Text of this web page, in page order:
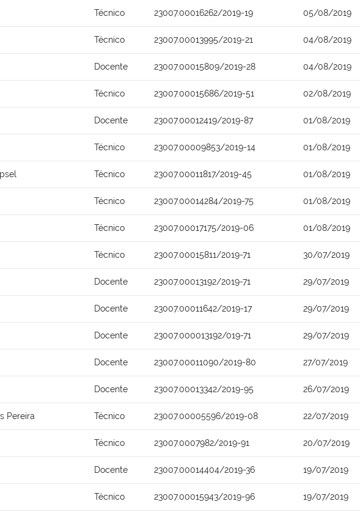
Técnico 23007.00016262/2019-19 05/08/2019
Técnico 23007.00013995/2019-21 04/08/2019
Docente 23007.00015809/2019-28 04/08/2019
Técnico 23007.00015686/2019-51 02/08/2019
Docente 23007.00012419/2019-87 01/08/2019
Técnico 23007.00009853/2019-14 01/08/2019
Técnico 23007.00011817/2019-45 01/08/2019
Técnico 23007.00014284/2019-75 01/08/2019
Técnico 23007.00017175/2019-06 01/08/2019
Técnico 23007.00015811/2019-71 30/07/2019
Docente 23007.00013192/2019-71 29/07/2019
Docente 23007.00011642/2019-17 29/07/2019
Docente 23007.000013192/019-71 29/07/2019
Docente 23007.00011090/2019-80 27/07/2019
Docente 23007.00013342/2019-95 26/07/2019
Pereira Técnico 23007.00005596/2019-08 22/07/2019
Técnico 23007.0007982/2019-91 20/07/2019
Docente 23007.00014404/2019-36 19/07/2019
Técnico 23007.00015943/2019-96 19/07/2019